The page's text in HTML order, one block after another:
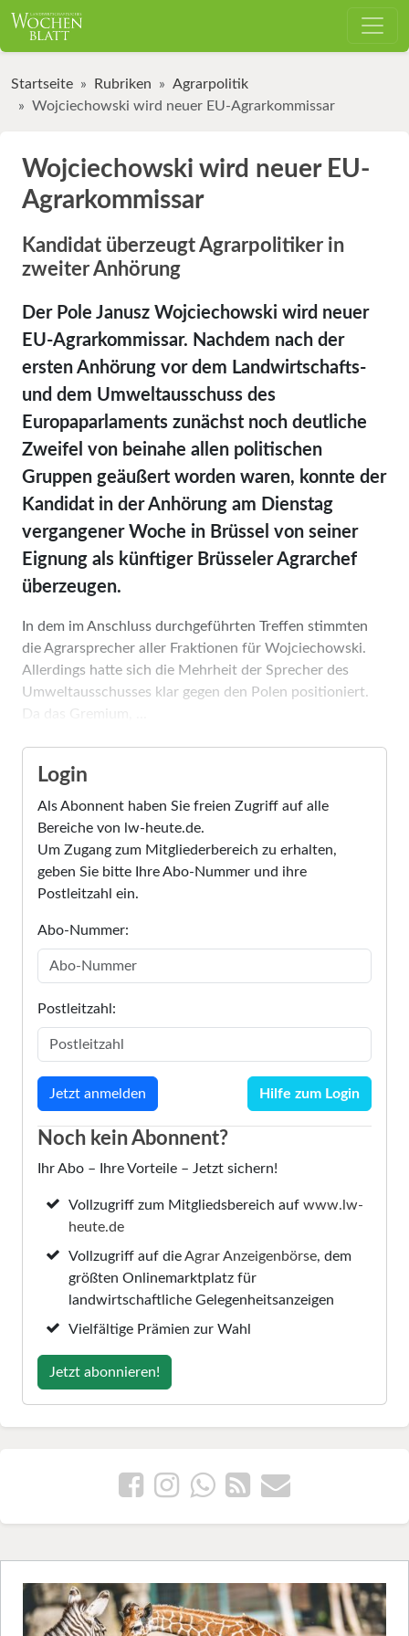
Startseite Rubriken
Agrarpolitik
Wojciechowski wird neuer EU-Agrarkommissar
Wojciechowski wird neuer EU-
Agrarkommissar
Kandidat überzeugt Agrarpolitiker in
zweiter Anhörung
Der Pole Janusz Wojciechowski wird neuer
EU-Agrarkommissar. Nachdem nach der
ersten Anhörung vor dem Landwirtschafts-
und dem Umweltausschuss des
Europaparlaments zunächst noch deutliche
Zweifel von beinahe allen politischen
Gruppen geäußert worden waren, konnte der
Kandidat in der Anhörung am Dienstag
vergangener Woche in Brüssel von seiner
Eignung als künftiger Brüsseler Agrarchef
überzeugen.
In dem im Anschluss durchgeführten Treffen stimmten
die Agrarsprecher aller Fraktionen für Wojciechowski.
Allerdings hatte sich die Mehrheit der Sprecher des
Umweltausschusses klar gegen den Polen positioniert.
Da das Gremium, ...
Login
Als Abonnent haben Sie freien Zugriff auf alle
Bereiche von lw-heute.de.
Um Zugang zum Mitgliederbereich zu erhalten,
geben Sie bitte Ihre Abo-Nummer und ihre
Postleitzahl ein.
Abo-Nummer:
Postleitzahl:
Hilfe zum Login
Noch kein Abonnent?
Ihr Abo – Ihre Vorteile – Jetzt sichern!
Vollzugriff zum Mitgliedsbereich aufwww.lw-
heute.de
Vollzugriff auf dieAgrar Anzeigenbörse, dem
größten Onlinemarktplatz für
landwirtschaftliche Gelegenheitsanzeigen
Vielfältige Prämien zur Wahl
Jetzt abonnieren!